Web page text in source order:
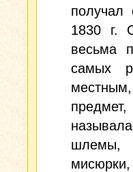
получал
1830 г.
весьма
самых
шлемы,